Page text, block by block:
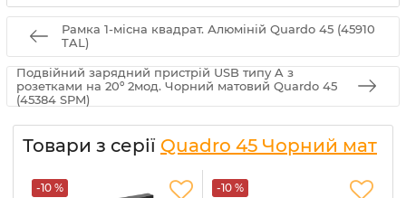
Рамка 1-місна квадрат. Алюміній Quardo 45 (45910
TAL)
Подвійний зарядний пристрій USB типу A з
розетками на 20º 2мод. Чорний матовий Quardo 45
(45384 SPM)
Товари з серії Quadro 45 Чорний мат
-10 % -10 %